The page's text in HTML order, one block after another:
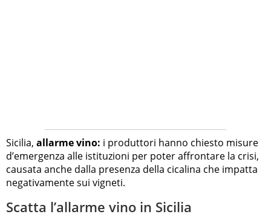
Sicilia, allarme vino: i produttori hanno chiesto misure
d’emergenza alle istituzioni per poter affrontare la crisi,
causata anche dalla presenza della cicalina che impatta
negativamente sui vigneti.
Scatta l’allarme vino in Sicilia